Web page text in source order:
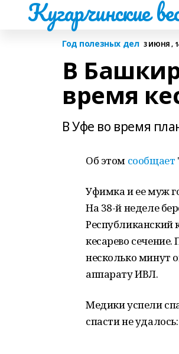
Кугарчинские
Год полезных дел 3 ИЮНЯ ,
В
время
В Уфе во время
Об этом сообщает
Уфимка и ее муж
На 38-й неделе
Республиканский
кесарево
несколько минут
аппарату ИВЛ.
Медики успели
спасти не